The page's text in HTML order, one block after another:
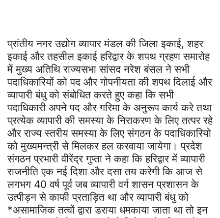
प्रांतीय नगर उद्योग व्यापार मंडल की जिला इकाई, शहर
इकाई और तहसील इकाई हरिद्वार के शपथ ग्रहण समारोह
में मुख्य अतिथि राज्यसभा सांसद नरेश बंसल ने सभी
पदाधिकारियों को पद और गोपनीयता की शपथ दिलाई और
व्यापारी बंधु को संबोधित करते हुए कहा कि सभी
पदाधिकारी अपने पद और गरिमा के अनुरूप कार्य करे तथा
प्रत्येक व्यापारी की समस्या के निराकरण के लिए तत्पर रहे
और राज्य स्तरीय समस्या के लिए संगठन के पदाधिकारियो
को मुख्यमन्त्री से मिलकर हल करवाया जायेगा। प्रदेश
संगठन प्रभारी वीरेंद्र गुप्ता ने कहा कि हरिद्वार में व्यापारी
राजनीति एक नई दिशा और दसा तय करेगी कि आज से
लगभग 40 वर्ष पूर्व जब व्यापारी वर्ग शासन प्रशासन के
उत्पीड़न से काफी प्रताड़ित था और व्यापारी बंधु को
*असामाजिक तत्वों द्वारा डराया धमकाया जाता था तो इन